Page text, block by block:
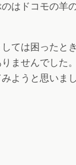
はドコモの羊
ては困ったと
ませんでした
ようと思いまし